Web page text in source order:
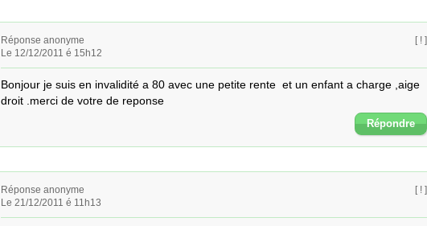
Réponse anonyme
Le 12/12/2011 é 15h12
[ ! ]
Bonjour je suis en invalidité a 80 avec une petite rente  et un enfant a charge ,aige
droit .merci de votre de reponse
Répondre
Réponse anonyme
Le 21/12/2011 é 11h13
[ ! ]